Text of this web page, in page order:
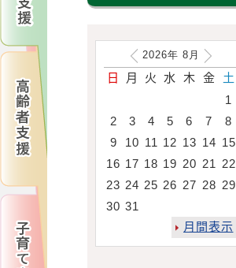
2026年 8 月
日 月 火 水 木 金 土
1
2
3 4 5 6 7
8
9
10 11 12 13 14 15
16 17 18 19 20 21 22
23 24 25 26 27 28 29
30 31
月間表示